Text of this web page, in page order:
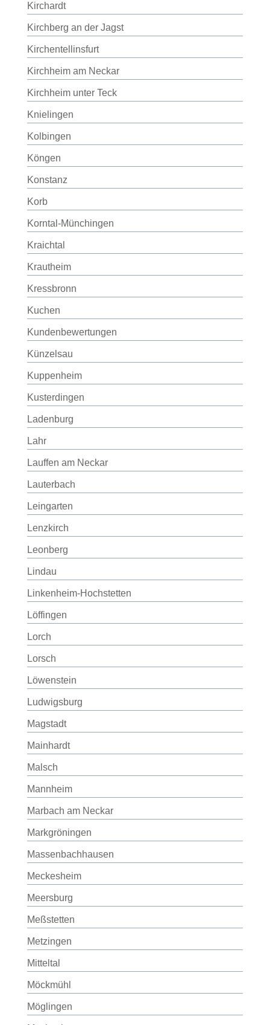
Kirchardt
Kirchberg an der Jagst
Kirchentellinsfurt
Kirchheim am Neckar
Kirchheim unter Teck
Knielingen
Kolbingen
Köngen
Konstanz
Korb
Korntal-Münchingen
Kraichtal
Krautheim
Kressbronn
Kuchen
Kundenbewertungen
Künzelsau
Kuppenheim
Kusterdingen
Ladenburg
Lahr
Lauffen am Neckar
Lauterbach
Leingarten
Lenzkirch
Leonberg
Lindau
Linkenheim-Hochstetten
Löffingen
Lorch
Lorsch
Löwenstein
Ludwigsburg
Magstadt
Mainhardt
Malsch
Mannheim
Marbach am Neckar
Markgröningen
Massenbachhausen
Meckesheim
Meersburg
Meßstetten
Metzingen
Mitteltal
Möckmühl
Möglingen